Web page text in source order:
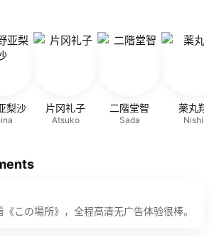
梨沙 片冈礼子
Atsuko
二階堂智
Sada
薬丸翔
Nishi
この場所》，全程高清无广告体验很棒。